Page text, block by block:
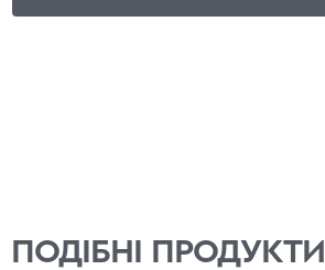
ПОДІБНІ ПРОДУКТИ